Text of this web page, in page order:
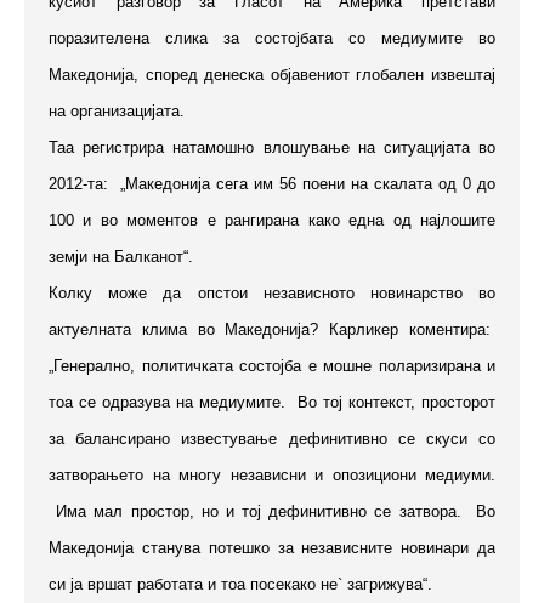
поразителена слика за состојбата со медиумите во
Македонија, според денеска објавениот глобален извештај
на организацијата.
Таа регистрира натамошно влошување на ситуацијата во
2012-та: „Македонија сега им 56 поени на скалата од 0 до
100 и во моментов е рангирана како една од најлошите
земји на Балканот“.
Колку може да опстои независното новинарство во
актуелната клима во Македонија? Карликер коментира:
„Генерално, политичката состојба е мошне поларизирана и
тоа се одразува на медиумите. Во тој контекст, просторот
за балансирано известување дефинитивно се скуси со
затворањето на многу независни и опозициони медиуми.
Има мал простор, но и тој дефинитивно се затвора. Во
Македонија станува потешко за независните новинари да
си ја вршат работата и тоа посекако не` загрижува“.